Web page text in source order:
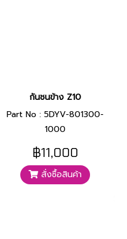
กันชนข้าง Z10
Part No : 5DYV-801300-
1000
฿11,000
สั่งซื้อสินค้า